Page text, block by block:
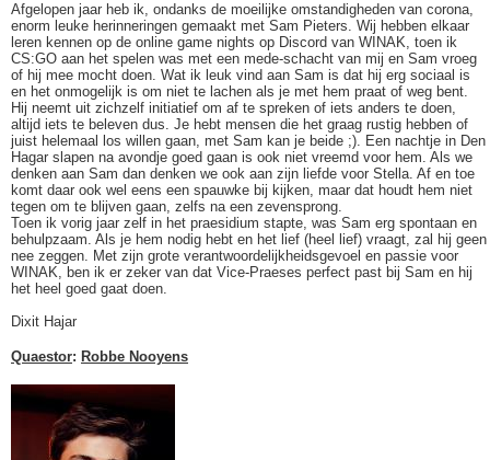
Afgelopen jaar heb ik, ondanks de moeilijke omstandigheden van corona,
enorm leuke herinneringen gemaakt met Sam Pieters. Wij hebben elkaar
leren kennen op de online game nights op Discord van WINAK, toen ik
CS:GO aan het spelen was met een mede-schacht van mij en Sam vroeg
of hij mee mocht doen. Wat ik leuk vind aan Sam is dat hij erg sociaal is
en het onmogelijk is om niet te lachen als je met hem praat of weg bent.
Hij neemt uit zichzelf initiatief om af te spreken of iets anders te doen,
altijd iets te beleven dus. Je hebt mensen die het graag rustig hebben of
juist helemaal los willen gaan, met Sam kan je beide ;). Een nachtje in Den
Hagar slapen na avondje goed gaan is ook niet vreemd voor hem. Als we
denken aan Sam dan denken we ook aan zijn liefde voor Stella. Af en toe
komt daar ook wel eens een spauwke bij kijken, maar dat houdt hem niet
tegen om te blijven gaan, zelfs na een zevensprong.
Toen ik vorig jaar zelf in het praesidium stapte, was Sam erg spontaan en
behulpzaam. Als je hem nodig hebt en het lief (heel lief) vraagt, zal hij geen
nee zeggen. Met zijn grote verantwoordelijkheidsgevoel en passie voor
WINAK, ben ik er zeker van dat Vice-Praeses perfect past bij Sam en hij
het heel goed gaat doen.
Dixit Hajar
Quaestor: Robbe Nooyens